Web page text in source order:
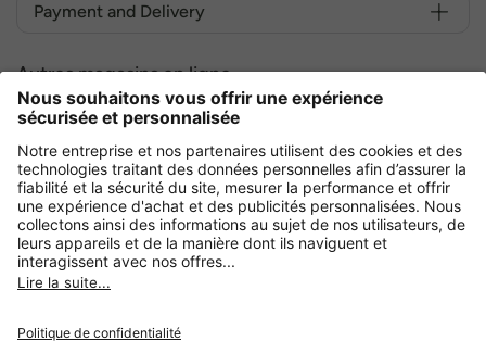
Payment and Delivery
Autres magasins en ligne
France
Achetez en toute sécurité avec :